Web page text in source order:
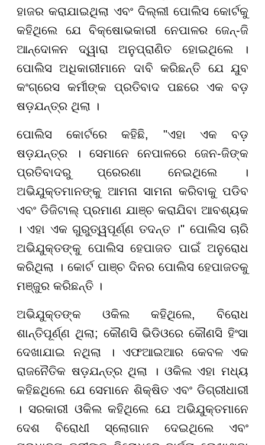
ହାଜର କରାଯାଇଥିଲା ଏବଂ ଦିଲ୍ଲୀ ପୋଲିସ କୋର୍ଟକୁ
କହିଥିଲେ ଯେ ବିକ୍ଷୋଭକାରୀ ନେପାଳର ଜେନ୍-ଜି
ଆନ୍ଦୋଳନ ଦ୍ୱାରା ଅନୁପ୍ରାଣିତ ହୋଇଥିଲେ ।
ପୋଲିସ ଅଧିକାରୀମାନେ ଦାବି କରିଛନ୍ତି ଯେ ଯୁବ
କଂଗ୍ରେସ କର୍ମୀଙ୍କ ପ୍ରତିବାଦ ପଛରେ ଏକ ବଡ଼
ଷଡ଼ଯନ୍ତ୍ର ଥିଲା ।
ପୋଲିସ କୋର୍ଟରେ କହିଛି, "ଏହା ଏକ ବଡ଼
ଷଡ଼ଯନ୍ତ୍ର । ସେମାନେ ନେପାଳରେ ଜେନ-ଜିଙ୍କ
ପ୍ରତିବାଦରୁ ପ୍ରେରଣା ନେଇଥିଲେ ।
ଅଭିଯୁକ୍ତମାନଙ୍କୁ ଆମନା ସାମନା କରିବାକୁ ପଡିବ
ଏବଂ ଡିଜିଟାଲ୍ ପ୍ରମାଣ ଯାଞ୍ଚ କରାଯିବା ଆବଶ୍ୟକ
। ଏହା ଏକ ଗୁରୁତ୍ୱପୂର୍ଣ୍ଣ ତଦନ୍ତ ।" ପୋଲିସ ଚାରି
ଅଭିଯୁକ୍ତଙ୍କୁ ପୋଲିସ ହେପାଜତ ପାଇଁ ଅନୁରୋଧ
କରିଥିଲା । କୋର୍ଟ ପାଞ୍ଚ ଦିନର ପୋଲିସ ହେପାଜତକୁ
ମଞ୍ଜୁର କରିଛନ୍ତି ।
ଅଭିଯୁକ୍ତଙ୍କ ଓକିଲ କହିଥିଲେ, ବିରୋଧ
ଶାନ୍ତିପୂର୍ଣ୍ଣ ଥିଲା; କୌଣସି ଭିଡିଓରେ କୌଣସି ହିଂସା
ଦେଖାଯାଇ ନଥିଲା । ଏଫଆଇଆର କେବଳ ଏକ
ରାଜନୈତିକ ଷଡ଼ଯନ୍ତ୍ର ଥିଲା । ଓକିଲ ଏହା ମଧ୍ୟ
କହିଛଥିଲେ ଯେ ସେମାନେ ଶିକ୍ଷିତ ଏବଂ ଡିଗ୍ରୀଧାରୀ
। ସରକାରୀ ଓକିଲ କହିଥିଲେ ଯେ ଅଭିଯୁକ୍ତମାନେ
ଦେଶ ବିରୋଧୀ ସ୍ଲୋଗାନ ଦେଇଥିଲେ ଏବଂ